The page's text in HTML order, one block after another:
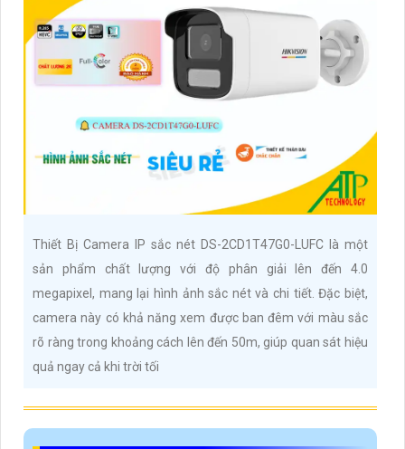
Thiết Bị Camera IP sắc nét DS-2CD1T47G0-LUFC là một
sản phẩm chất lượng với độ phân giải lên đến 4.0
megapixel, mang lại hình ảnh sắc nét và chi tiết. Đặc biệt,
camera này có khả năng xem được ban đêm với màu sắc
rõ ràng trong khoảng cách lên đến 50m, giúp quan sát hiệu
quả ngay cả khi trời tối